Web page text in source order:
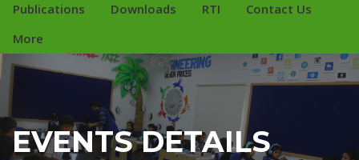
Publications
Downloads RTI
Contact Us
More
EVENTS DETAILS